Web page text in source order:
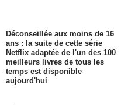
Déconseillée aux moins de 16
ans : la suite de cette série
Netflix adaptée de l'un des 100
meilleurs livres de tous les
temps est disponible
aujourd'hui